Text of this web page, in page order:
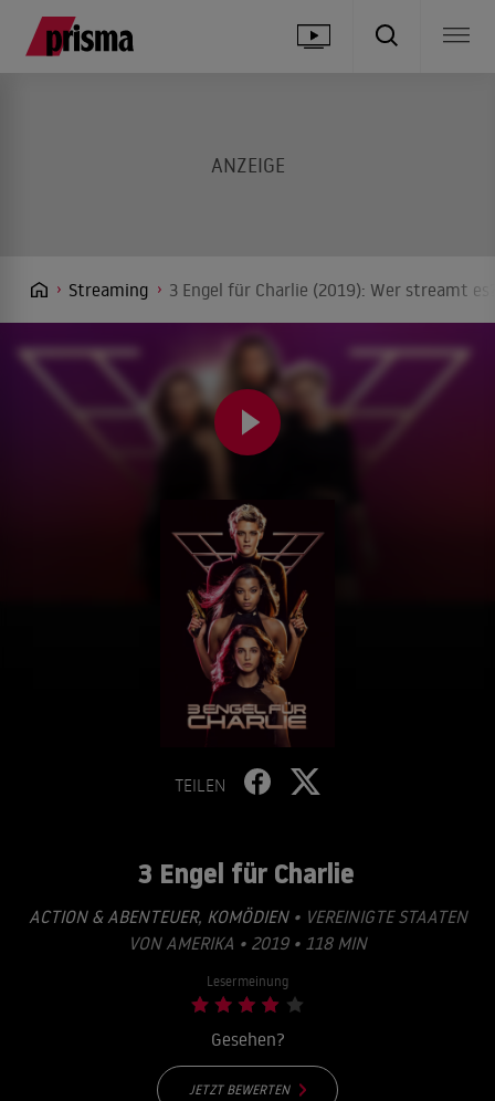
Streaming 3 Engel für Charlie (2019): Wer streamt
TEILEN
3 Engel für Charlie
ACTION & ABENTEUER, KOMÖDIEN• VEREINIGTE STAATEN
VON AMERIKA • 2019 • 118 MIN
Lesermeinung
Gesehen?
JETZT BEWERTEN